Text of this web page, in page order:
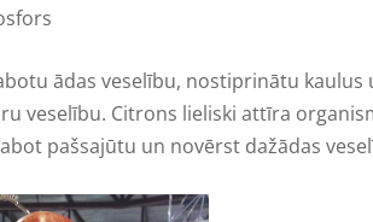
ādas veselību, nostiprinātu
veselību. Citrons lieliski attīra
pašsajūtu un novērst dažādas